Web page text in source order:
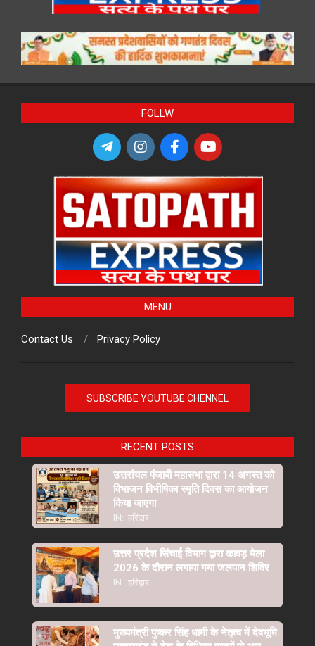
FOLLW
MENU
Contact Us Privacy Policy
SUBSCRIBE YOUTUBE CHENNEL
RECENT POSTS
उत्तरांचल पंजाबी महासभा द्वारा 14 अगस्त को
विभाजन विभीषिका स्मृति दिवस का आयोजन
किया जाएगा
IN: हरिद्वार
उत्तर प्रदेश सिंचाई विभाग द्वारा कावड़ मेला
2026 के दौरान लगाया गया जलपान शिविर
IN: हरिद्वार
मुख्यमंत्री पुष्कर सिंह धामी के नेतृत्व में देवभूमि